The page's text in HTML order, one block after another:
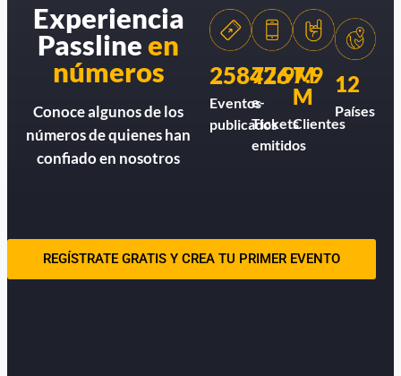
Experiencia
Passlineen
números
Conoce algunos de los
números de quienes han
confiado en nosotros
258426
Eventos
publicados
77.9M
e-
Tickets
emitidos
7.9
M
Clientes
12
Países
REGÍSTRATE GRATIS Y CREA TU PRIMER EVENTO